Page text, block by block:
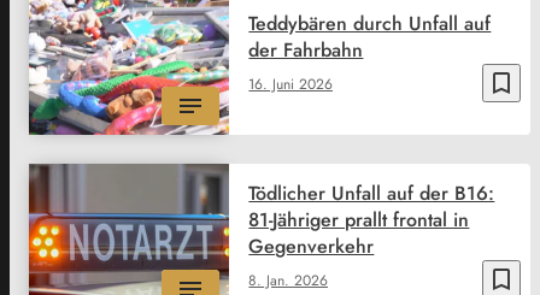
bookmark_border
16. Juni 2026
Teddybären durch Unfall auf
der Fahrbahn
bookmark_border
8. Jan. 2026
Tödlicher Unfall auf der B16:
81-Jähriger prallt frontal in
Gegenverkehr